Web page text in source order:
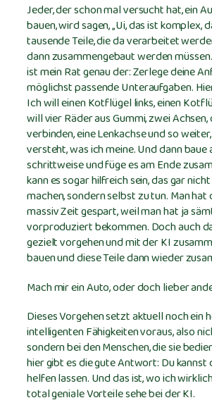
Jeder, der schon mal versucht hat, ein
bauen, wird sagen, „Ui, das ist komplex,
tausende Teile, die da verarbeitet
dann zusammengebaut werden
ist mein Rat genau der: Zerlege deine
möglichst passende Unteraufgaben.
Ich will einen Kotflügel links, einen
will vier Räder aus Gummi, zwei
verbinden, eine Lenkachse und so
versteht, was ich meine. Und dann baue
schrittweise und füge es am Ende
kann es sogar hilfreich sein, das gar
machen, sondern selbst zu tun. Man
massiv Zeit gespart, weil man hat ja
vorproduziert bekommen. Doch auch
gezielt vorgehen und mit der KI
bauen und diese Teile dann wieder
Mach mir ein Auto, oder doch lieber
Dieses Vorgehen setzt aktuell noch ein
intelligenten Fähigkeiten voraus, also
sondern bei den Menschen, die sie
hier gibt es die gute Antwort: Du kannst
helfen lassen. Und das ist, wo ich
total geniale Vorteile sehe bei der KI.